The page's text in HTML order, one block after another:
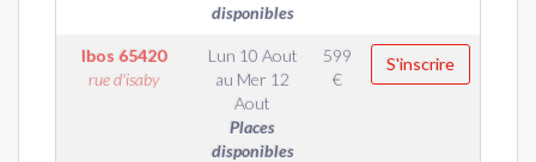
disponibles
Ibos 65420
rue d'isaby
Lun 10 Aout
au Mer 12
Aout
Places
disponibles
599
€
S'inscrire